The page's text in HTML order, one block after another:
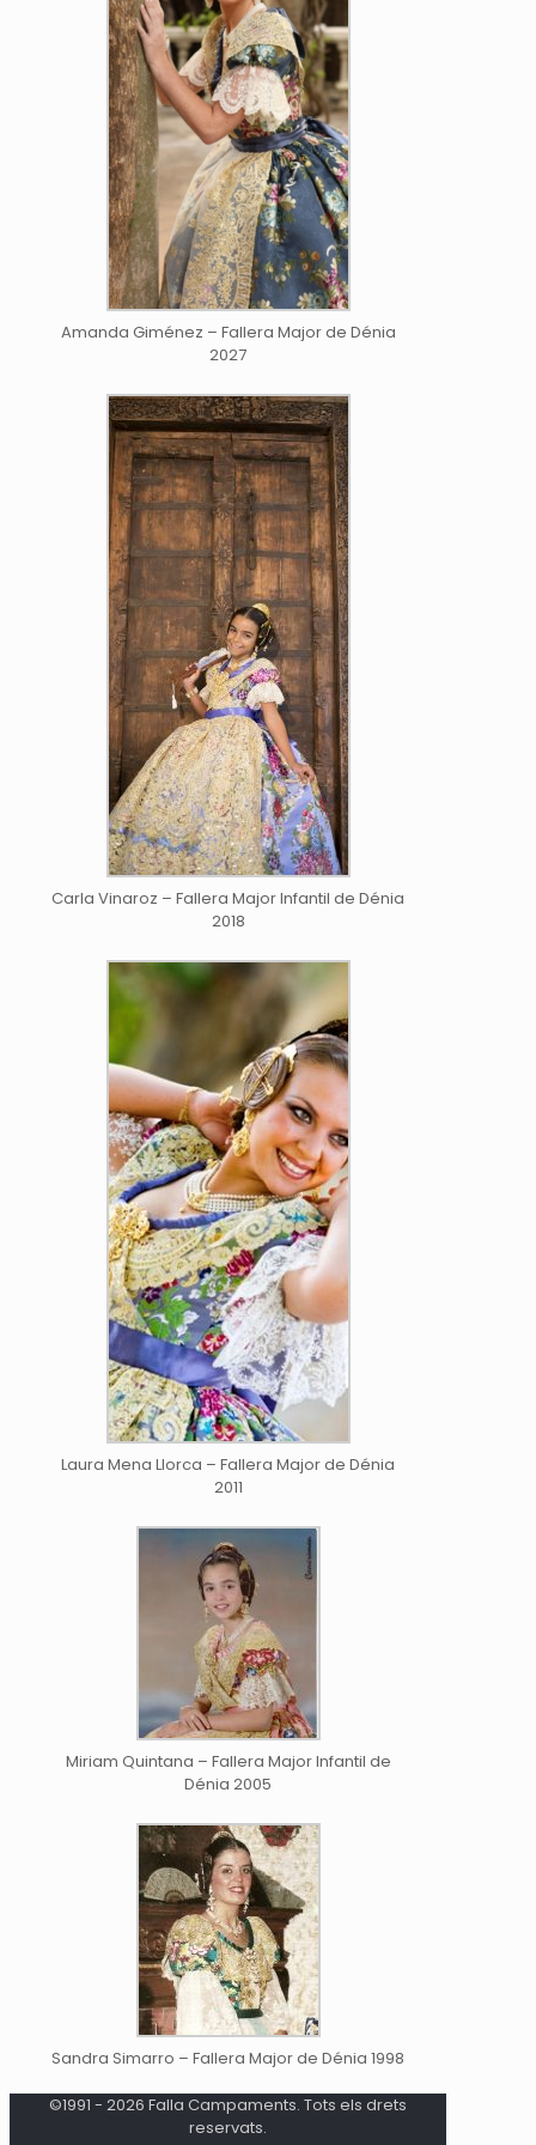
Amanda Giménez – Fallera Major de Dénia
2027
Carla Vinaroz – Fallera Major Infantil de Dénia
2018
Laura Mena Llorca – Fallera Major de Dénia
2011
Miriam Quintana – Fallera Major Infantil de
Dénia 2005
Sandra Simarro – Fallera Major de Dénia 1998
©1991 - 2026 Falla Campaments. Tots els drets
reservats.